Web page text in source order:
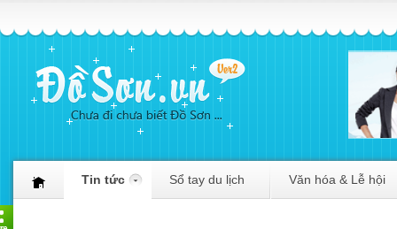
Tin tức Sổ tay du lịch Văn hóa & Lễ hội